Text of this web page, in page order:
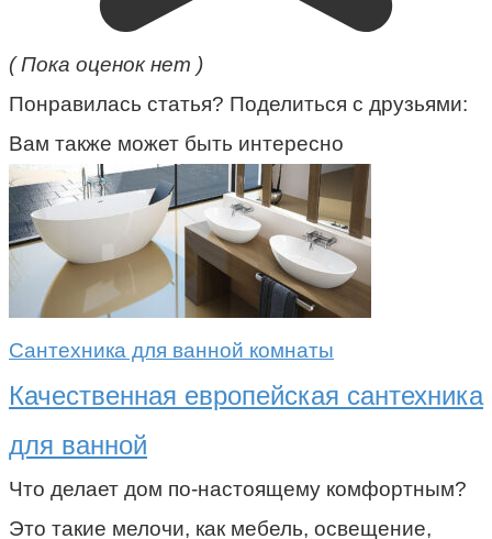
( Пока оценок нет )
Понравилась статья? Поделиться с друзьями:
Вам также может быть интересно
Сантехника для ванной комнаты
Качественная европейская сантехника
для ванной
Что делает дом по-настоящему комфортным?
Это такие мелочи, как мебель, освещение,